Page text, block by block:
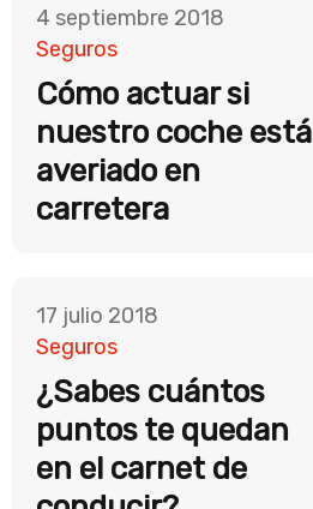
4 septiembre 2018
Seguros
Cómo actuar si
nuestro coche está
averiado en
carretera
17 julio 2018
Seguros
¿Sabes cuántos
puntos te quedan
en el carnet de